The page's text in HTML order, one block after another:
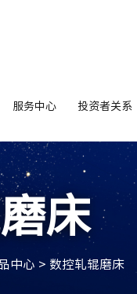
服务中心 投资者关系
床
中心 > 数控轧辊磨床